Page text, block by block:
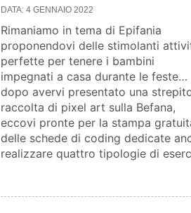
DATA: 4 GENNAIO 2022
Rimaniamo in tema di Epifania
proponendovi delle stimolanti
perfette per tenere i bambini
impegnati a casa durante le feste…
dopo avervi presentato una
raccolta di pixel art sulla Befana,
eccovi pronte per la stampa
delle schede di coding dedicate
realizzare quattro tipologie di